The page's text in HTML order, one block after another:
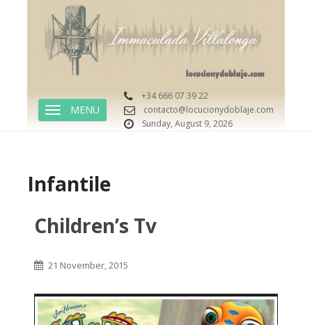
TOGGLE NAVIGATION
+34 666 07 39 22
contacto@locucionydoblaje.com
Sunday, August 9, 2026
Infantile
Children’s Tv
21 November, 2015